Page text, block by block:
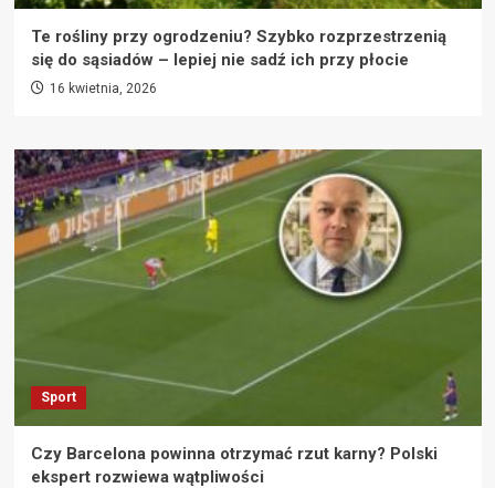
Te rośliny przy ogrodzeniu? Szybko rozprzestrzenią
się do sąsiadów – lepiej nie sadź ich przy płocie
16 kwietnia, 2026
Sport
Czy Barcelona powinna otrzymać rzut karny? Polski
ekspert rozwiewa wątpliwości